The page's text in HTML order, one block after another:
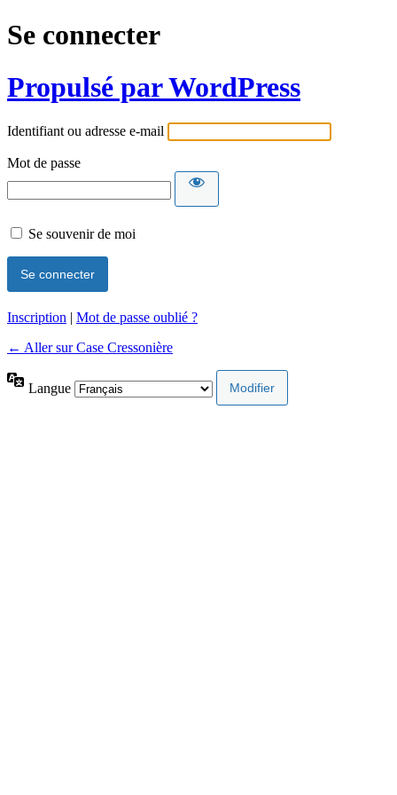
Se connecter
Propulsé par WordPress
Identifiant ou adresse e-mail
Mot de passe
Se souvenir de moi
Inscription | Mot de passe oublié ?
← Aller sur Case Cressonière
Langue